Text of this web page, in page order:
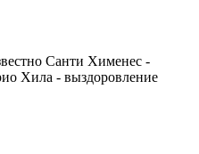
Санти Хименес -
Хила - выздоровление